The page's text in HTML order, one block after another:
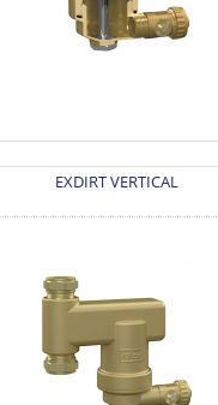
EXDIRT VERTICAL